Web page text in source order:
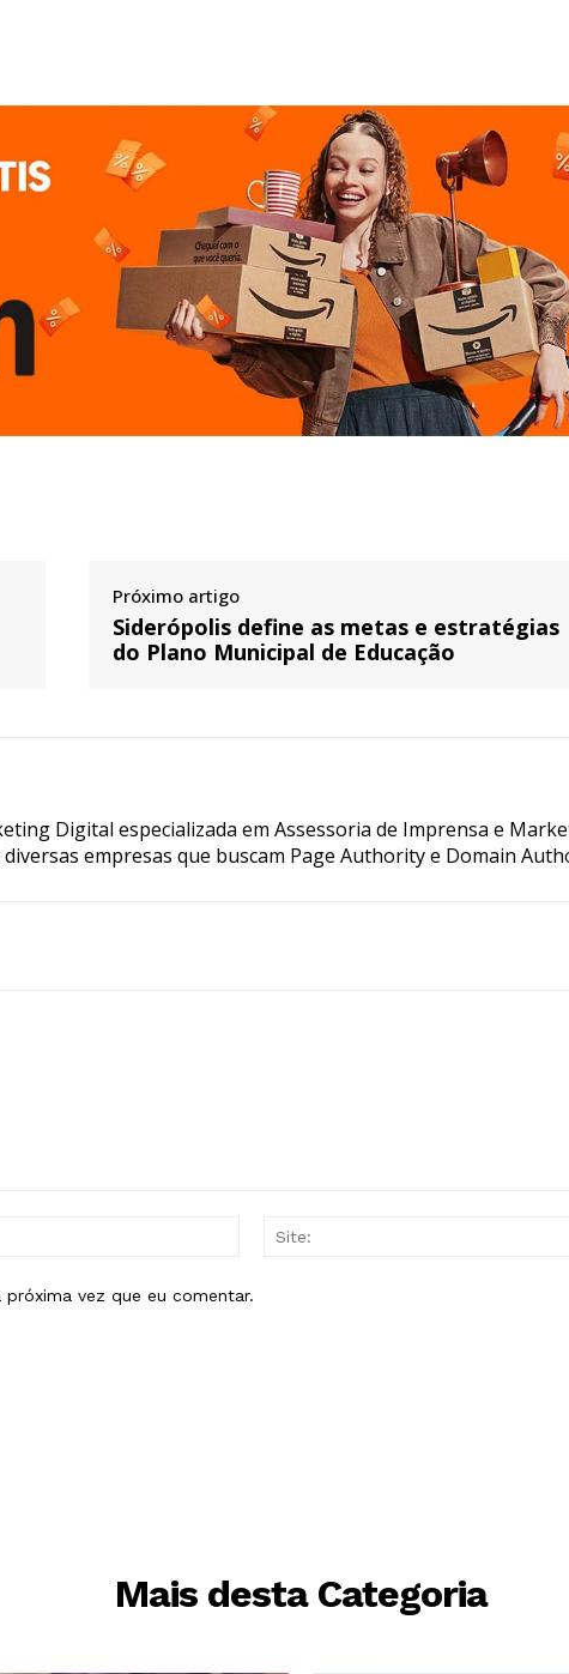
Próximo artigo
Siderópolis define as metas e estratégias
do Plano Municipal de Educação
Digital especializada em Assessoria de Imprensa e
empresas que buscam Page Authority e Domain
vez que eu comentar.
Mais desta Categoria